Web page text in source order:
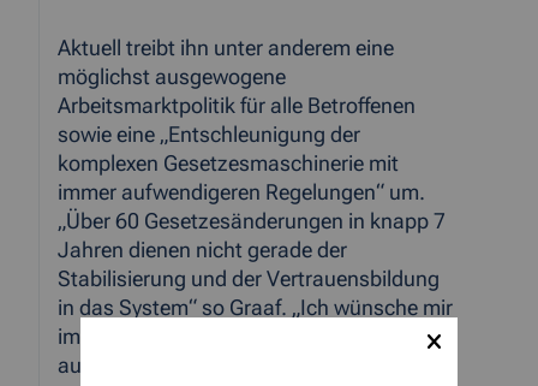
Aktuell treibt ihn unter anderem eine
möglichst ausgewogene
Arbeitsmarktpolitik für alle Betroffenen
sowie eine „Entschleunigung der
komplexen Gesetzesmaschinerie mit
immer aufwendigeren Regelungen“ um.
„Über 60 Gesetzesänderungen in knapp 7
Jahren dienen nicht gerade der
Stabilisierung und der Vertrauensbildung
in das System“ so Graaf. „Ich wünsche mir
im Sinne der Anspruchsberechtigten wie
auch der Mitarbeiter in den Jobcentern